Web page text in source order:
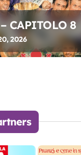
CAPITOLO 8
2026